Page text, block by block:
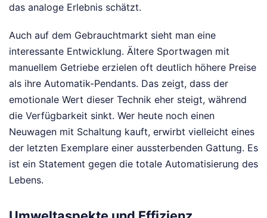
das analoge Erlebnis schätzt.
Auch auf dem Gebrauchtmarkt sieht man eine
interessante Entwicklung. Ältere Sportwagen mit
manuellem Getriebe erzielen oft deutlich höhere Preise
als ihre Automatik-Pendants. Das zeigt, dass der
emotionale Wert dieser Technik eher steigt, während
die Verfügbarkeit sinkt. Wer heute noch einen
Neuwagen mit Schaltung kauft, erwirbt vielleicht eines
der letzten Exemplare einer aussterbenden Gattung. Es
ist ein Statement gegen die totale Automatisierung des
Lebens.